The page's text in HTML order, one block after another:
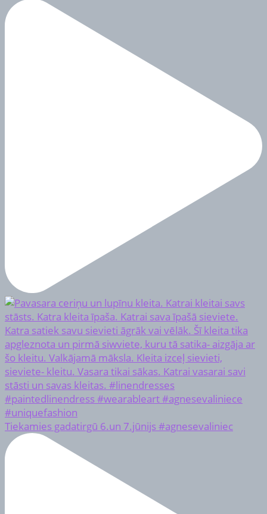
Tiekamies gadatirgū 6.un 7.jūnijs #agnesevaliniec